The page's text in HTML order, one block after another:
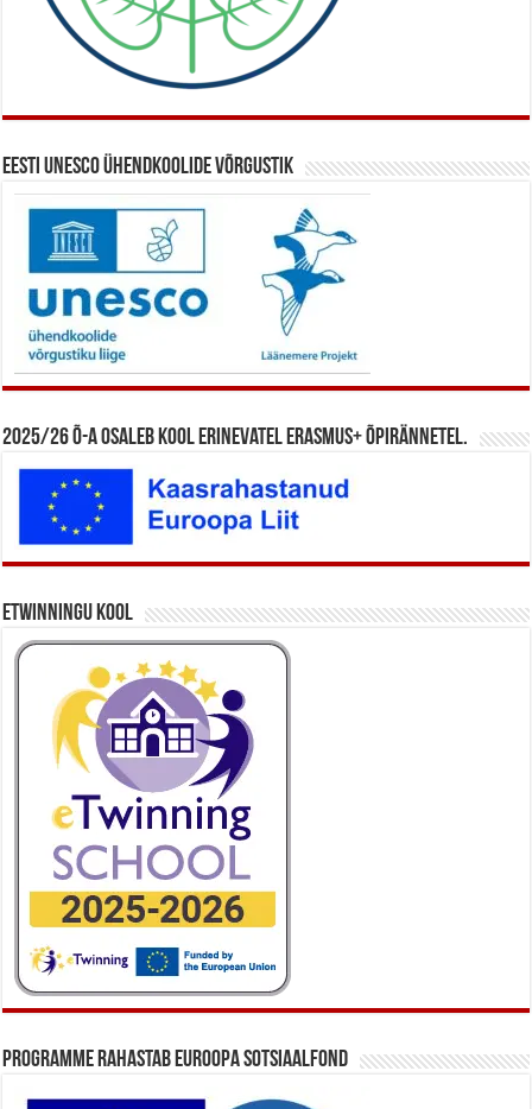
Eesti UNESCO ühendkoolide võrgustik
2025/26 õ-a osaleb kool erinevatel Erasmus+ õpirännetel.
eTwinningu kool
Programme rahastab Euroopa Sotsiaalfond